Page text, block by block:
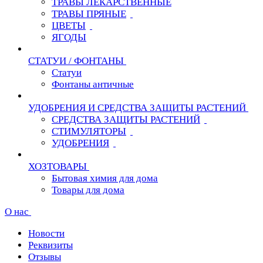
ТРАВЫ ПРЯНЫЕ
ЦВЕТЫ
ЯГОДЫ
СТАТУИ / ФОНТАНЫ
Статуи
Фонтаны античные
УДОБРЕНИЯ И СРЕДСТВА ЗАЩИТЫ РАСТЕНИЙ
СРЕДСТВА ЗАЩИТЫ РАСТЕНИЙ
СТИМУЛЯТОРЫ
УДОБРЕНИЯ
ХОЗТОВАРЫ
Бытовая химия для дома
Товары для дома
О нас
Новости
Реквизиты
Отзывы